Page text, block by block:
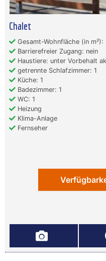
Chalet
Gesamt-Wohnfläche (in m²):
Barrierefreier Zugang: nein
Haustiere: unter Vorbehalt
getrennte Schlafzimmer: 1
Küche: 1
Badezimmer: 1
WC: 1
Heizung
Klima-Anlage
Fernseher